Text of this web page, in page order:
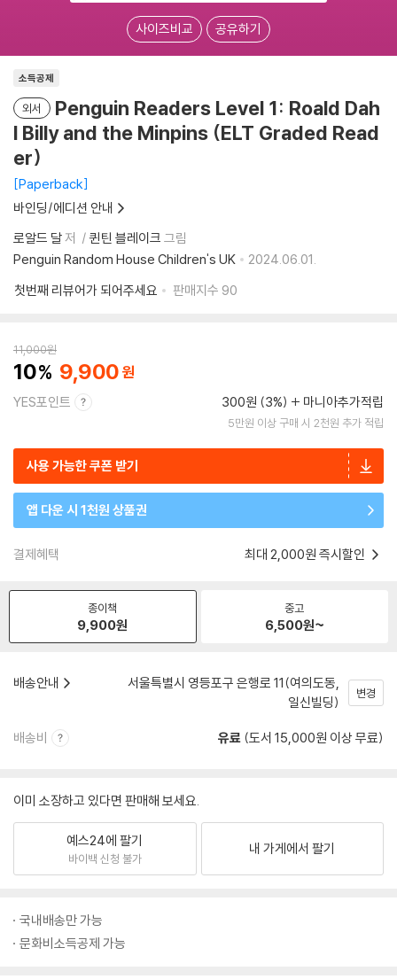
사이즈비교 공유하기
소득공제
외서
Penguin Readers Level 1: Roald Dah
l Billy and the Minpins (ELT Graded Read
er)
Paperback
바인딩/에디션 안내
로알드 달저 퀸틴 블레이크 그림
Penguin Random House Children's UK
2024.06.01.
첫번째 리뷰어가 되어주세요
판매지수 90
11,000원
10 9,900
YES포인트 300원 (3%) 마니아추가적립
5만원 이상 구매 시 2천원 추가 적립
사용 가능한 쿠폰 받기
앱 다운 시 1천원 상품권
결제혜택 최대 2,000원 즉시할인
종이책
9,900원
중고
6,500원~
배송안내
서울특별시 영등포구 은행로 11(여의도동,
일신빌딩)
변경
배송비 유료 (도서 15,000원 이상 무료)
이미 소장하고 있다면 판매해 보세요.
예스24에 팔기
바이백 신청 불가
내 가게에서 팔기
국내배송만 가능
문화비소득공제 가능